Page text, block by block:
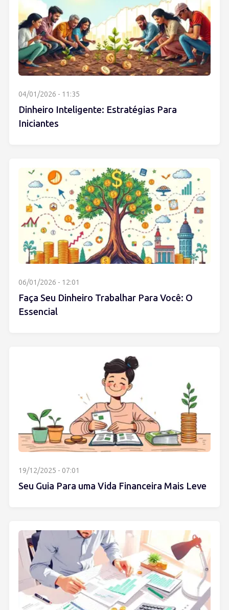
04/01/2026 - 11:35
Dinheiro Inteligente: Estratégias Para
Iniciantes
06/01/2026 - 12:01
Faça Seu Dinheiro Trabalhar Para Você: O
Essencial
19/12/2025 - 07:01
Seu Guia Para uma Vida Financeira Mais Leve